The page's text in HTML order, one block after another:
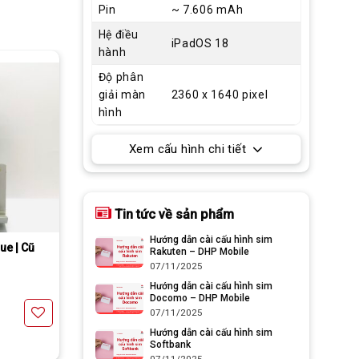
| Cũ
Pin
~ 7.606 mAh
Hệ điều
hành
iPadOS 18
Độ phân
giải màn
hình
2360 x 1640 pixel
Xem cấu hình chi tiết
Tin tức về sản phẩm
Hướng dẫn cài cấu hình sim
Rakuten – DHP Mobile
07/11/2025
Hướng dẫn cài cấu hình sim
Docomo – DHP Mobile
07/11/2025
Hướng dẫn cài cấu hình sim
Softbank